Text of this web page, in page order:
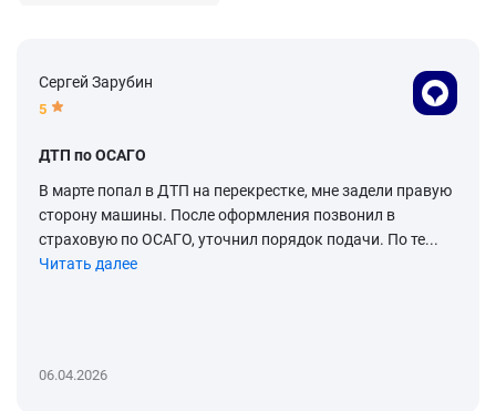
Сергей Зарубин
5
ДТП по ОСАГО
В марте попал в ДТП на перекрестке, мне задели правую
сторону машины. После оформления позвонил в
страховую по ОСАГО, уточнил порядок подачи. По те...
Читать далее
06.04.2026